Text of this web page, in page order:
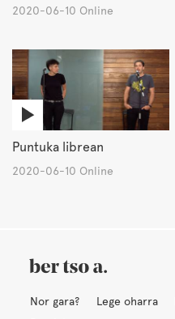
2020-06-10 Online
Puntuka librean
2020-06-10 Online
Nor gara? Lege oharra